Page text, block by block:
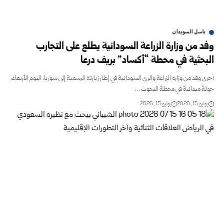
باسل السويدان
وفد من وزارة الزراعة السودانية يطلع على التجارب
البحثية في محطة “أكساد” بريف درعا
أجرى وفد من وزارة الزراعة والري السودانية في إطار زيارته الرسمية إلى سوريا، اليوم الأربعاء،
جولة ميدانية في محطة البحوث…
يوليو 15, 2026 يوليو 15, 2026